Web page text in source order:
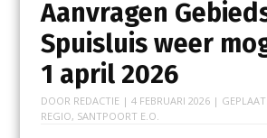
Aanvragen
Spuisluis weer
1 april 2026
DOOR REDACTIE | 4 FEBRUARI 2026|
REGIO, SANTPOORT E.O.